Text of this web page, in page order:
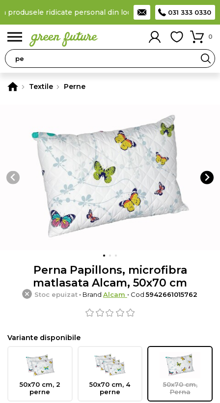
produsele ridicate personal din locker Taxă de livrare 11,99
031 333 0330
0
Textile Perne
Perna Papillons, microfibra
matlasata Alcam, 50x70 cm
Stoc epuizat • Brand Alcam • Cod5942661015762
Variante disponibile
50x70 cm, 2
perne
50x70 cm, 4
perne
50x70 cm,
Perna